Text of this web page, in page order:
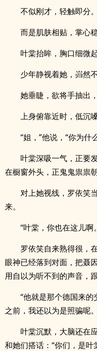
不似刚才，轻触即分。
而是肌肤相贴，掌心
叶棠抬眸，胸口细微起
少年静视着她，岿然不
她垂睫，欲将手抽出
上身俯靠近时，低沉
“姐，”他说，“你为什
叶棠深吸一气，正要
在橱窗外头，正鬼鬼祟祟朝
对上她视线，罗依笑
来。
“叶棠，你也在这儿啊
罗依笑自来熟得很，
眼神已经落到对面，把聂
用自以为听不到的声音，
“他就是那个德国来
之前，我还以为是照骗呢
叶棠沉默，大脑还在
和她们搭话：“你们，是叶